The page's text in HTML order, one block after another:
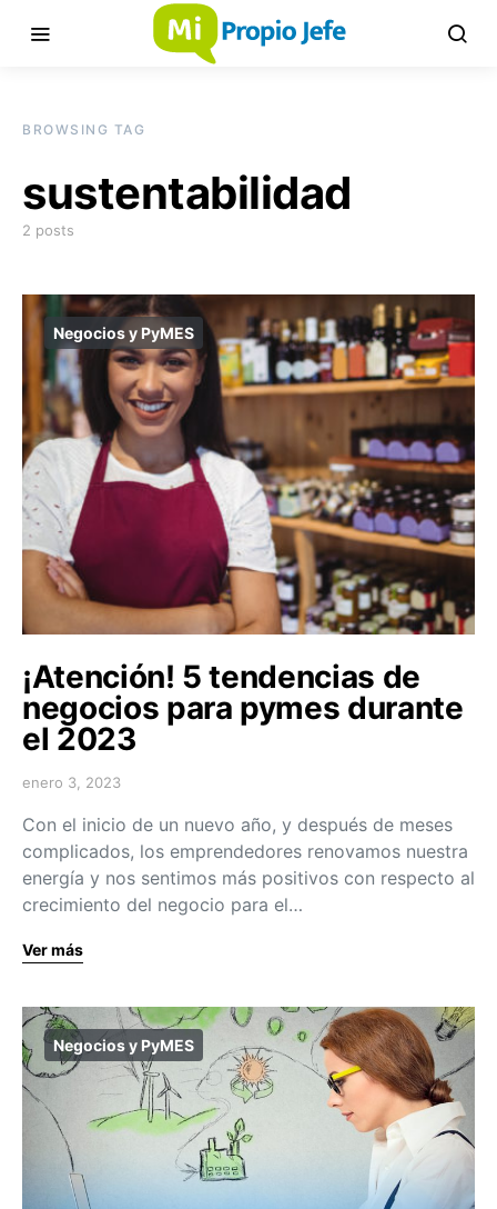
BROWSING TAG
sustentabilidad
2 posts
Negocios y PyMES
¡Atención! 5 tendencias de
negocios para pymes durante
el 2023
enero 3, 2023
Con el inicio de un nuevo año, y después de meses
complicados, los emprendedores renovamos nuestra
energía y nos sentimos más positivos con respecto al
crecimiento del negocio para el…
Ver más
Negocios y PyMES